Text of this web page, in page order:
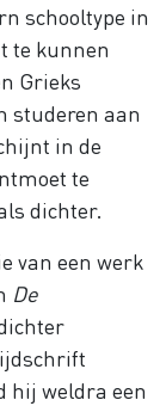
schooltype in
te kunnen
Grieks
studeren aan
in de
te
dichter.
van een werk
De
hij weldra een